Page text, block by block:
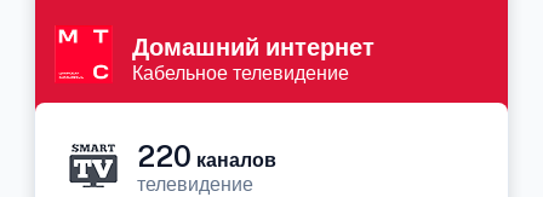
Домашний интернет
Кабельное телевидение
220 каналов
телевидение